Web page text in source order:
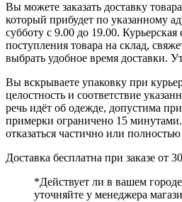
Вы можете заказать доставку
который прибудет по указанному
субботу с 9.00 до 19.00. Курьерская
поступления товара на склад,
выбрать удобное время доставки.
Вы вскрываете упаковку при
целостность и соответствие
речь идёт об одежде, допустима
примерки ограничено 15
отказаться частично или
Доставка бесплатна при заказе от
*Действует ли в вашем
уточняйте у менеджера